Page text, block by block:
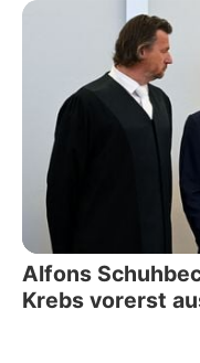
Alfons
Krebs vorerst